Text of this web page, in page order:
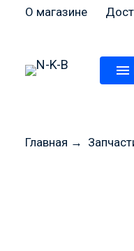
О магазине
Главная →